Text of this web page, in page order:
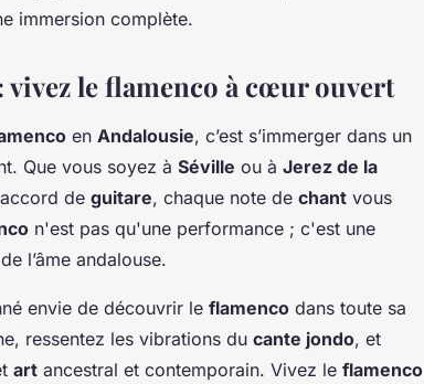
immersion complète.
le flamenco à cœur ouvert
en Andalousie, c’est s’immerger dans un
Que vous soyez à Séville ou à Jerez de la
de guitare, chaque note de chant vous
n'est pas qu'une performance ; c'est une
l’âme andalouse.
envie de découvrir le flamenco dans toute sa
ressentez les vibrations du cante jondo, et
art ancestral et contemporain. Vivez le flamenco